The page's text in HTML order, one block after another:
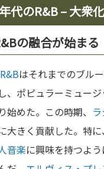
代のR&B – 大衆
の融合が始まる
R&Bはそれまでのブル
し、ポピュラーミュー
始めた。この時期、
大きく貢献した。特
音楽に興味を持つよ